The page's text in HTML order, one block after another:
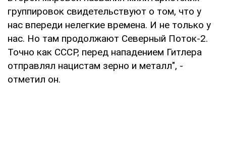
группировок свидетельствуют о том, что у
нас впереди нелегкие времена. И не только у
нас. Но там продолжают Северный Поток-2.
Точно как СССР, перед нападением Гитлера
отправлял нацистам зерно и металл", -
отметил он.